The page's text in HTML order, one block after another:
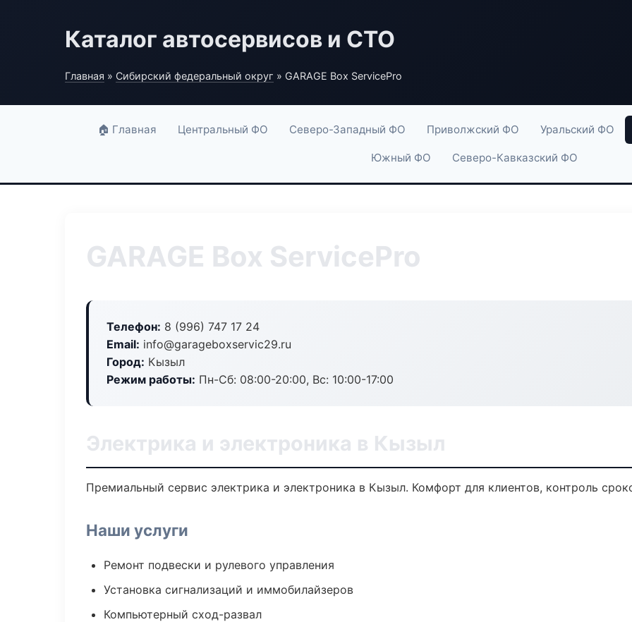
Каталог автосервисов и СТО
Главная » Сибирский федеральный округ » GARAGE Box ServicePro
🏠 Главная Центральный ФО Северо-Западный ФО Приволжский ФО Уральский ФО
Южный ФО Северо-Кавказский ФО
GARAGE Box ServicePro
Телефон: 8 (996) 747 17 24
Email: info@garageboxservic29.ru
Город: Кызыл
Режим работы: Пн-Сб: 08:00-20:00, Вс: 10:00-17:00
Электрика и электроника в Кызыл
Премиальный сервис электрика и электроника в Кызыл. Комфорт для клиентов, контроль
Наши услуги
Ремонт подвески и рулевого управления
Установка сигнализаций и иммобилайзеров
Компьютерный сход-развал